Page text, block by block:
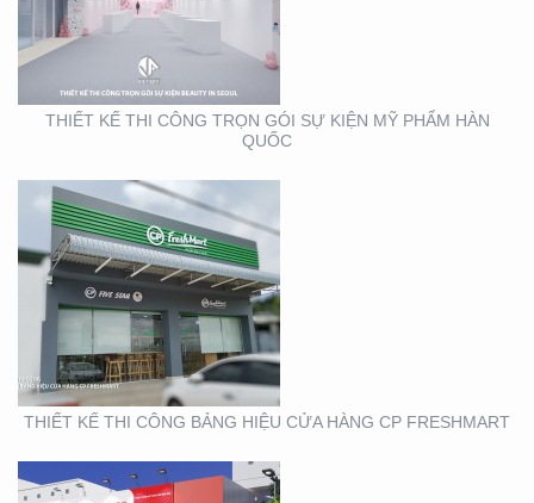
THIẾT KẾ THI CÔNG TRỌN GÓI SỰ KIỆN MỸ PHẨM HÀN
QUỐC
BẢNG HIỆU CỬA HÀNG
CP FRESHMART
THIẾT KẾ THI CÔNG BẢNG HIỆU CỬA HÀNG CP FRESHMART
THIẾT KẾ THI CÔNG
BẢNG HIỆU CHUỖI CỬA
HÀNG CP FRSHSHOP